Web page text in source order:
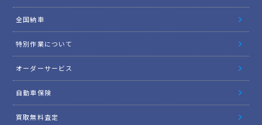
全国納車
特別作業について
オーダーサービス
自動車保険
買取無料査定